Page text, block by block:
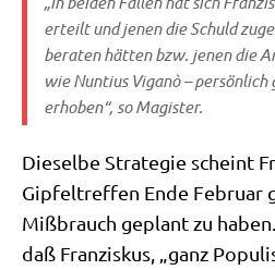
erteilt und jenen die Schuld
bera­ten hät­ten bzw. jenen die
wie Nun­ti­us Viganò –
erho­ben“, so Magister.
Die­sel­be Stra­te­gie scheint
Gip­fel­tref­fen Ende Febru­ar
Miß­brauch geplant zu
daß Fran­zis­kus, „ganz